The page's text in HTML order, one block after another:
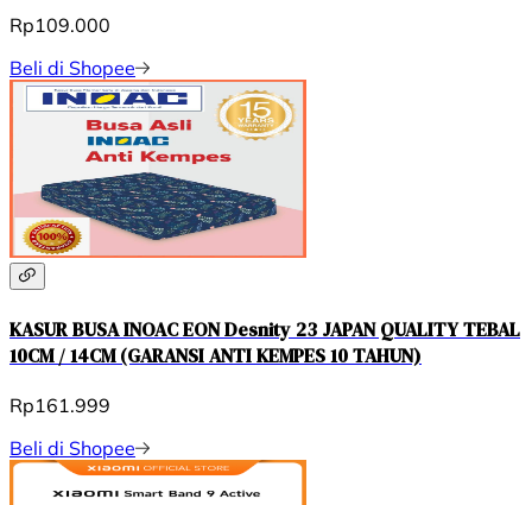
Rp109.000
Beli di Shopee
KASUR BUSA INOAC EON Desnity 23 JAPAN QUALITY TEBAL
10CM / 14CM (GARANSI ANTI KEMPES 10 TAHUN)
Rp161.999
Beli di Shopee